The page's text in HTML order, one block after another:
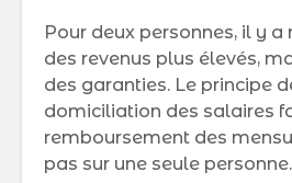
Pour deux personnes, il y
des revenus plus élevés,
des garanties. Le principe
domiciliation des salaires
remboursement des
pas sur une seule